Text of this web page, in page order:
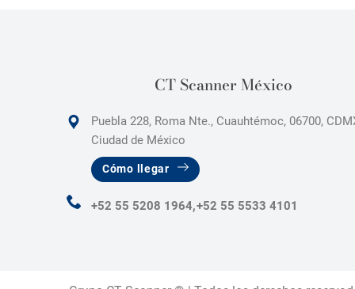
CT Scanner México
Puebla 228, Roma Nte., Cuauhtémoc, 06700,
Ciudad de México
Cómo llegar
+52 55 5208 1964,+52 55 5533 4101